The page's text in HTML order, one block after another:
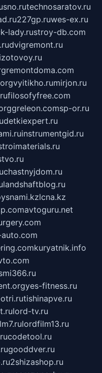
technosaratov.ru
227gp.ruwes-ex.ru
lady.rustroy-db.com
dvigremont.ru
remontdoma.com
vyitikho.rumirjon.ru
filosofyfree.com
greleon.comsp-or.ru
detkiexpert.ru
instrumentgid.ru
chastnyjdom.ru
landshaftblog.ru
lcna.kz
avtoguru.net
kuryatnik.info
yes-fitness.ru
tishinapve.ru
lord-tv.ru
lordfilm13.ru
codetool.ru
gooddver.ru
2shizashop.ru